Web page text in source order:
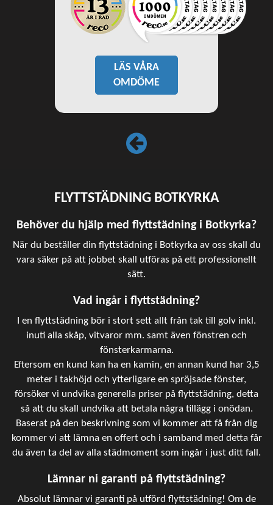
LÄS VÅRA
OMDÖME
FLYTTSTÄDNING BOTKYRKA
Behöver du hjälp med flyttstädning i Botkyrka?
När du beställer din flyttstädning i Botkyrka av oss skall du
vara säker på att jobbet skall utföras på ett professionellt
sätt.
Vad ingår i flyttstädning?
I en flyttstädning bör i stort sett allt från tak till golv inkl.
inuti alla skåp, vitvaror mm. samt även fönstren och
fönsterkarmarna.
Eftersom en kund kan ha en kamin, en annan kund har 3,5
meter i takhöjd och ytterligare en spröjsade fönster,
försöker vi undvika generella priser på flyttstädning, detta
så att du skall undvika att betala några tillägg i onödan.
Baserat på den beskrivning som vi kommer att få från dig
kommer vi att lämna en offert och i samband med detta får
du även ta del av alla städmoment som ingår i just ditt fall.
Lämnar ni garanti på flyttstädning?
Absolut lämnar vi garanti på utförd flyttstädning! Om de